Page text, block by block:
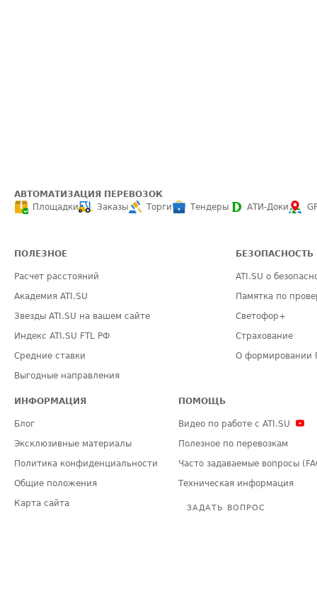
АВТОМАТИЗАЦИЯ ПЕРЕВОЗОК
Площадки
Заказы Торги Тендеры АТИ-Доки
ПОЛЕЗНОЕ
Расчет расстояний
Академия ATI.SU
Звезды ATI.SU на вашем сайте
Индекс ATI.SU FTL РФ
Средние ставки
Выгодные направления
БЕЗОПАСНОСТЬ
ATI.SU о
Памятка по
Светофор+
Страхование
О формировании
ИНФОРМАЦИЯ
Блог
Эксклюзивные материалы
Политика конфиденциальности
Общие положения
Карта сайта
ПОМОЩЬ
Видео по работе с ATI.SU
Полезное по перевозкам
Часто задаваемые вопросы
Техническая информация
ЗАДАТЬ ВОПРОС